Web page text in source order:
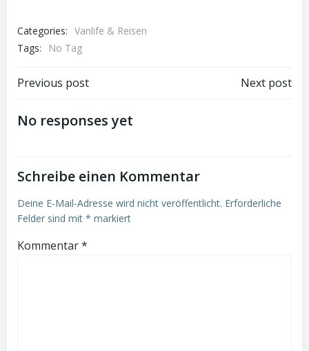
Categories: Vanlife & Reisen
Tags:
No Tag
Post
navigation
Previous post Next post
No responses yet
Schreibe einen Kommentar
Deine E-Mail-Adresse wird nicht veröffentlicht. Erforderliche
Felder sind mit * markiert
Kommentar*